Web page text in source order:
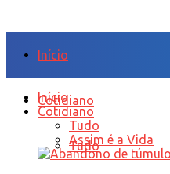
Início
Cotidiano
Tudo
Início
Cotidiano
Tudo
Assim é a Vida